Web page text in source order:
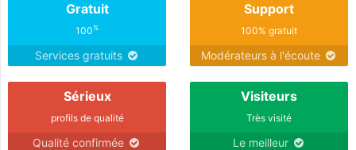
Gratuit
100%
Services gratuits
Support
100% gratuit
Modérateurs à l'écoute
Sérieux
profils de qualité
Qualité confirmée
Visiteurs
Très visité
Le meilleur